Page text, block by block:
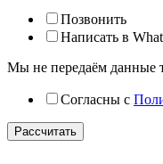
Позвонить
Написать в
Мы не передаём данные
Согласны с
Рассчитать